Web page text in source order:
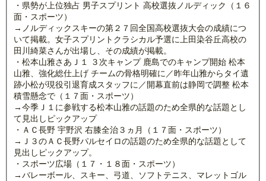
・県勢が上位独占 男子スプリント 高校選抜ノルディック（１６
面・スポーツ）
→ノルディックスキーの第２７回全国高校選抜大会の成績につ
いて掲載。女子スプリントクラシカル予選に上田染谷丘高校の
田川綺菜さんが出場し、その成績が掲載。
・松本山雅さあＪ１ ３次キャンプ 鹿島でのキャンプ開始 松本
山雅、強化総仕上げ チームの骨格明確に／昨年山雅からタイ遺
跡小松が現役引退育成スタッフに／開幕直前は静岡で調整 松本
積雪懸念で（１７面・スポーツ）
→今季Ｊ１に参戦する松本山雅の話題のため全県的な話題とし
て見出しピックアップ
・ＡＣ長野 宇野沢 右膝全治３ヵ月（１７面・スポーツ）
→Ｊ３のＡＣ長野パルセイロの話題のため全県的な話題として
見出しピックアップ。
・スポーツ広場（１７・１８面・スポーツ）
→バレーボール、スキー、弓道、ソフトテニス、マレットゴル